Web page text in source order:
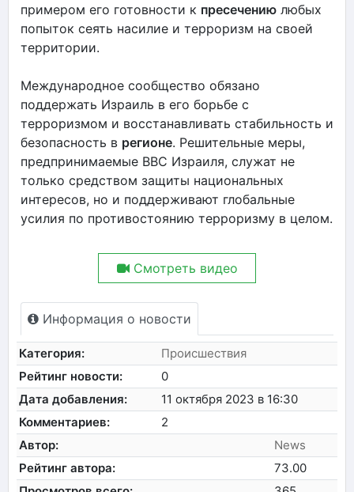
примером его готовности к пресечению любых
попыток сеять насилие и терроризм на своей
территории.
Международное сообщество обязано
поддержать Израиль в его борьбе с
терроризмом и восстанавливать стабильность и
безопасность в регионе. Решительные меры,
предпринимаемые ВВС Израиля, служат не
только средством защиты национальных
интересов, но и поддерживают глобальные
усилия по противостоянию терроризму в целом.
Смотреть видео
Информация о новости
Категория:
Происшествия
Рейтинг новости:
0
Дата добавления:
11 октября 2023 в 16:30
Комментариев:
2
Автор:
News
Рейтинг автора:
73.00